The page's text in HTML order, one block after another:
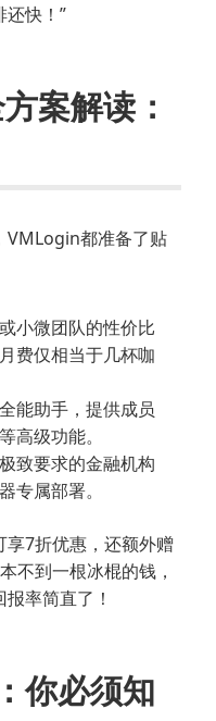
快！”
案解读：
VMLogin都准备了贴
小微团队的性价比
费仅相当于几杯咖
能助手，提供成员
高级功能。
致要求的金融机构
专属部署。
享7折优惠，还额外赠
不到一根冰棍的钱，
率简直了！
你必须知